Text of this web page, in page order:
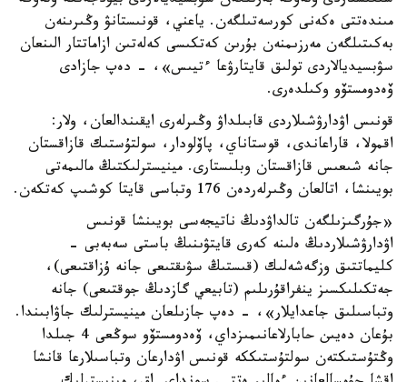
مىندەتتى ەكەنى كورسەتىلگەن. ياعني، قونىستانۋ وڭىرىنەن
بەكىتىلگەن مەرزىمنەن بۇرىن كەتكىسى كەلەتىن ازاماتتار الىنعان
سۋبسيديالاردى تولىق قايتارۋعا ءتيىس»، - دەپ جازادى
ۆەدومستۆو وكىلدەرى.
قونىس اۋدارۋشىلاردى قابىلداۋ وڭىرلەرى ايقىندالعان، ولار:
اقمولا، قاراعاندى، قوستاناي، پاۆلودار، سولتۇستىك قازاقستان
جانە شىعىس قازاقستان وبلىستارى. مينيسترلىكتىڭ مالىمەتى
بويىنشا، اتالعان وڭىرلەردەن 176 وتباسى قايتا كوشىپ كەتكەن.
«جۇرگىزىلگەن تالداۋدىڭ ناتيجەسى بويىنشا قونىس
اۋدارۋشىلاردىڭ ەلىنە كەرى قايتۋىنىڭ باستى سەبەبى -
كليماتتىق وزگەشەلىك (قىستىڭ سۋىقتىعى جانە ۇزاقتىعى)،
جەتكىلىكسىز ينفراقۇرىلىم (تابيعي گازدىڭ جوقتىعى) جانە
وتباسىلىق جاعدايلار»، - دەپ جازىلعان مينيسترلىك جاۋابىندا.
بۇعان دەيىن حابارلاعانىمىزداي، ۆەدومستۆو سوڭعى 4 جىلدا
وڭتۇستىكتەن سولتۇستىككە قونىس اۋدارعان وتباسىلارعا قانشا